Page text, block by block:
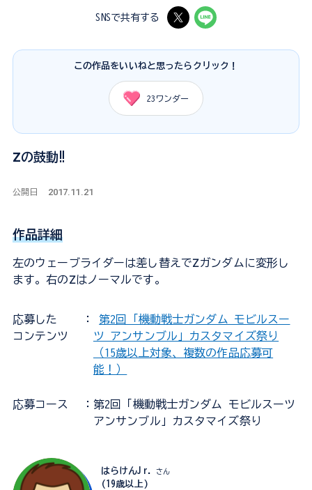
SNSで共有する
この作品をいいねと思ったらクリック！
23 ワンダー
Ζの鼓動‼️
公開日 2017.11.21
作品詳細
左のウェーブライダーは差し替えでΖガンダムに変形し
ます。右のΖはノーマルです。
応募した
コンテンツ
：第2回「機動戦士ガンダム モビルスー
ツ アンサンブル」カスタマイズ祭り
（15歳以上対象、複数の作品応募可
能！）
応募コース
：第2回「機動戦士ガンダム モビルスーツ
アンサンブル」カスタマイズ祭り
はらけんJr. さん
(19歳以上)